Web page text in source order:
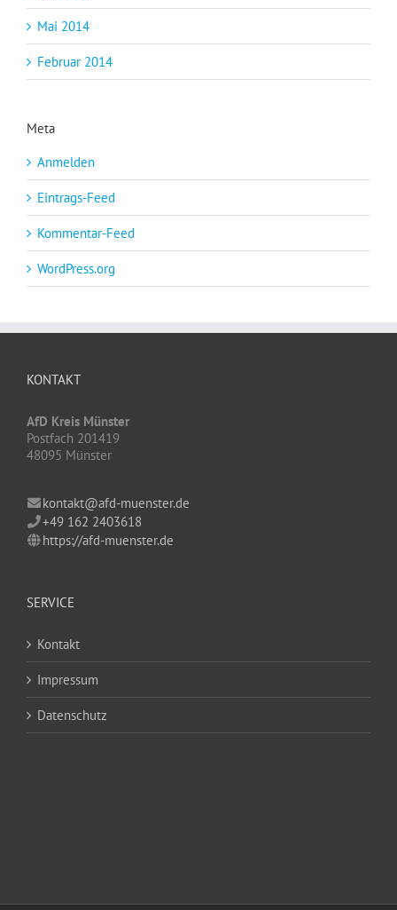
Mai 2014
Februar 2014
Meta
Anmelden
Eintrags-Feed
Kommentar-Feed
WordPress.org
KONTAKT
AfD Kreis Münster
Postfach 201419
48095 Münster
kontakt@afd-muenster.de
+49 162 2403618
https://afd-muenster.de
SERVICE
Kontakt
Impressum
Datenschutz